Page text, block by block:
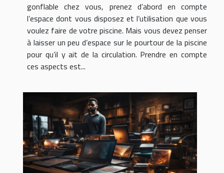
gonflable chez vous, prenez d’abord en compte
l’espace dont vous disposez et l’utilisation que vous
voulez faire de votre piscine. Mais vous devez penser
à laisser un peu d’espace sur le pourtour de la piscine
pour qu’il y ait de la circulation. Prendre en compte
ces aspects est...